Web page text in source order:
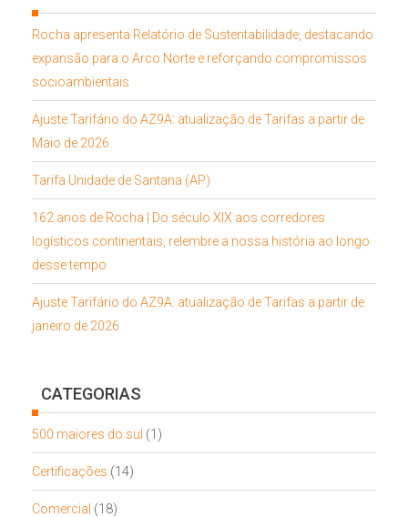
Rocha apresenta Relatório de Sustentabilidade, destacando
expansão para o Arco Norte e reforçando compromissos
socioambientais
Ajuste Tarifário do AZ9A: atualização de Tarifas a partir de
Maio de 2026
Tarifa Unidade de Santana (AP)
162 anos de Rocha | Do século XIX aos corredores
logísticos continentais, relembre a nossa história ao longo
desse tempo
Ajuste Tarifário do AZ9A: atualização de Tarifas a partir de
janeiro de 2026
CATEGORIAS
500 maiores do sul (1)
Certificações (14)
Comercial (18)